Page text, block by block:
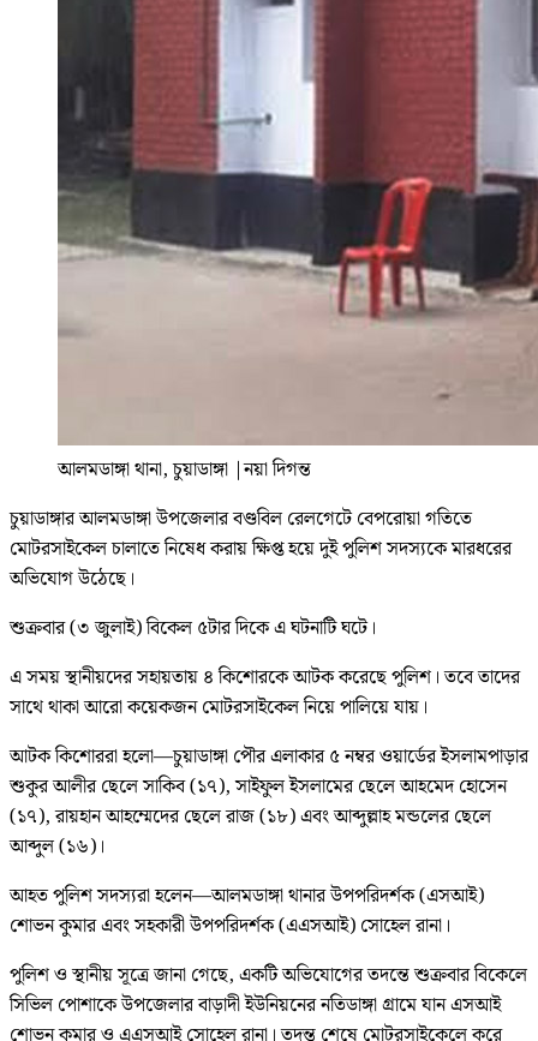
আলমডাঙ্গা থানা, চুয়াডাঙ্গা |নয়া দিগন্ত
চুয়াডাঙ্গার আলমডাঙ্গা উপজেলার বণ্ডবিল রেলগেটে বেপরোয়া গতিতে
মোটরসাইকেল চালাতে নিষেধ করায় ক্ষিপ্ত হয়ে দুই পুলিশ সদস্যকে মারধরের
অভিযোগ উঠেছে।
শুক্রবার (৩ জুলাই) বিকেল ৫টার দিকে এ ঘটনাটি ঘটে।
এ সময় স্থানীয়দের সহায়তায় ৪ কিশোরকে আটক করেছে পুলিশ। তবে তাদের
সাথে থাকা আরো কয়েকজন মোটরসাইকেল নিয়ে পালিয়ে যায়।
আটক কিশোররা হলো—চুয়াডাঙ্গা পৌর এলাকার ৫ নম্বর ওয়ার্ডের ইসলামপাড়ার
শুকুর আলীর ছেলে সাকিব (১৭), সাইফুল ইসলামের ছেলে আহমেদ হোসেন
(১৭), রায়হান আহম্মেদের ছেলে রাজ (১৮) এবং আব্দুল্লাহ মন্ডলের ছেলে
আব্দুল (১৬)।
আহত পুলিশ সদস্যরা হলেন—আলমডাঙ্গা থানার উপপরিদর্শক (এসআই)
শোভন কুমার এবং সহকারী উপপরিদর্শক (এএসআই) সোহেল রানা।
পুলিশ ও স্থানীয় সূত্রে জানা গেছে, একটি অভিযোগের তদন্তে শুক্রবার বিকেলে
সিভিল পোশাকে উপজেলার বাড়াদী ইউনিয়নের নতিডাঙ্গা গ্রামে যান এসআই